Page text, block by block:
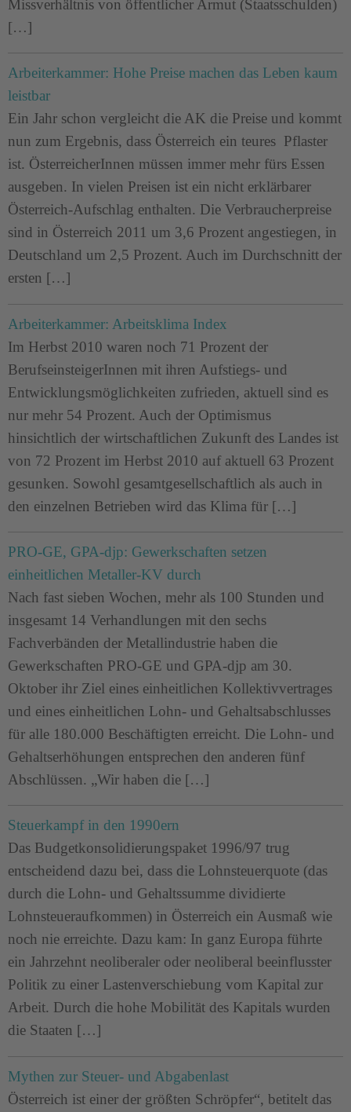
Missverhältnis von öffentlicher Armut (Staatsschulden)
[…]
Arbeiterkammer: Hohe Preise machen das Leben kaum
leistbar
Ein Jahr schon vergleicht die AK die Preise und kommt
nun zum Ergebnis, dass Österreich ein teures Pflaster
ist. ÖsterreicherInnen müssen immer mehr fürs Essen
ausgeben. In vielen Preisen ist ein nicht erklärbarer
Österreich-Aufschlag enthalten. Die Verbraucherpreise
sind in Österreich 2011 um 3,6 Prozent angestiegen, in
Deutschland um 2,5 Prozent. Auch im Durchschnitt der
ersten […]
Arbeiterkammer: Arbeitsklima Index
Im Herbst 2010 waren noch 71 Prozent der
BerufseinsteigerInnen mit ihren Aufstiegs- und
Entwicklungsmöglichkeiten zufrieden, aktuell sind es
nur mehr 54 Prozent. Auch der Optimismus
hinsichtlich der wirtschaftlichen Zukunft des Landes ist
von 72 Prozent im Herbst 2010 auf aktuell 63 Prozent
gesunken. Sowohl gesamtgesellschaftlich als auch in
den einzelnen Betrieben wird das Klima für […]
PRO-GE, GPA-djp: Gewerkschaften setzen
einheitlichen Metaller-KV durch
Nach fast sieben Wochen, mehr als 100 Stunden und
insgesamt 14 Verhandlungen mit den sechs
Fachverbänden der Metallindustrie haben die
Gewerkschaften PRO-GE und GPA-djp am 30.
Oktober ihr Ziel eines einheitlichen Kollektivvertrages
und eines einheitlichen Lohn- und Gehaltsabschlusses
für alle 180.000 Beschäftigten erreicht. Die Lohn- und
Gehaltserhöhungen entsprechen den anderen fünf
Abschlüssen. „Wir haben die […]
Steuerkampf in den 1990ern
Das Budgetkonsolidierungspaket 1996/97 trug
entscheidend dazu bei, dass die Lohnsteuerquote (das
durch die Lohn- und Gehaltssumme dividierte
Lohnsteueraufkommen) in Österreich ein Ausmaß wie
noch nie erreichte. Dazu kam: In ganz Europa führte
ein Jahrzehnt neoliberaler oder neoliberal beeinflusster
Politik zu einer Lastenverschiebung vom Kapital zur
Arbeit. Durch die hohe Mobilität des Kapitals wurden
die Staaten […]
Mythen zur Steuer- und Abgabenlast
Österreich ist einer der größten Schröpfer“, betitelt das